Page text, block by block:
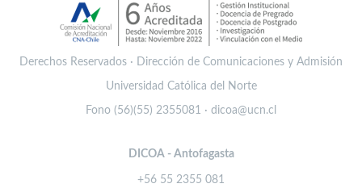
Derechos Reservados · Dirección de Comunicaciones y Admisión
Universidad Católica del Norte
Fono (56)(55) 2355081 · dicoa@ucn.cl
DICOA - Antofagasta
+56 55 2355 081